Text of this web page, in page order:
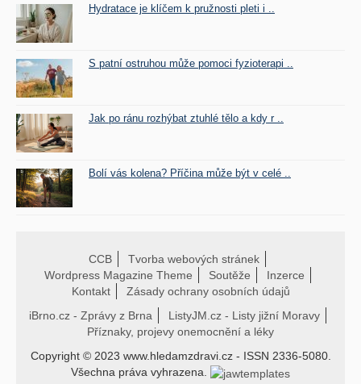
Hydratace je klíčem k pružnosti pleti i ..
S patní ostruhou může pomoci fyzioterapi ..
Jak po ránu rozhýbat ztuhlé tělo a kdy r ..
Bolí vás kolena? Příčina může být v celé ..
CCB
Tvorba webových stránek
Wordpress Magazine Theme
Soutěže
Inzerce
Kontakt
Zásady ochrany osobních údajů
iBrno.cz - Zprávy z Brna
ListyJM.cz - Listy jižní Moravy
Příznaky, projevy onemocnění a léky
Copyright © 2023 www.hledamzdravi.cz - ISSN 2336-5080.
Všechna práva vyhrazena.